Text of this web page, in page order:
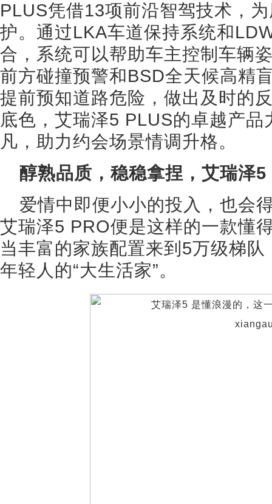
PLUS凭借13项前沿智驾技术，
护。通过LKA车道保持系统和
合，系统可以帮助车主控制车辆
前方碰撞预警和BSD全天候高精
提前预知道路危险，做出及时的
底色，艾瑞泽5 PLUS的卓越产
凡，助力约会场景情调升格。
醇熟品质，稳稳拿捏，艾瑞泽
爱情中即便小小的投入，也会
艾瑞泽5 PRO便是这样的一款懂
当丰富的家族配置来到5万级梯
年轻人的“大生活家”。